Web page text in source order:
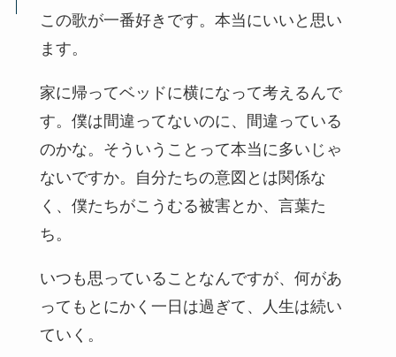
この歌が一番好きです。本当にいいと思い
ます。
家に帰ってベッドに横になって考えるんで
す。僕は間違ってないのに、間違っている
のかな。そういうことって本当に多いじゃ
ないですか。自分たちの意図とは関係な
く、僕たちがこうむる被害とか、言葉た
ち。
いつも思っていることなんですが、何があ
ってもとにかく一日は過ぎて、人生は続い
ていく。